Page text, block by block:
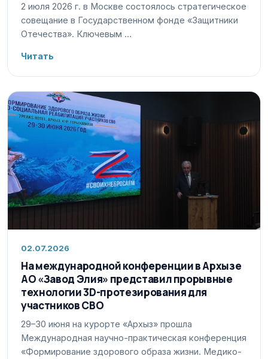
2 июля 2026 г. в Москве состоялось стратегическое
совещание в Государственном фонде «Защитники
Отечества». Ключевым …
Читать
02.07.2026
На международной конференции в Архызе
АО «Завод Элия» представил прорывные
технологии 3D-протезирования для
участников СВО
29–30 июня на курорте «Архыз» прошла
Международная научно-практическая конференция
«Формирование здорового образа жизни. Медико-